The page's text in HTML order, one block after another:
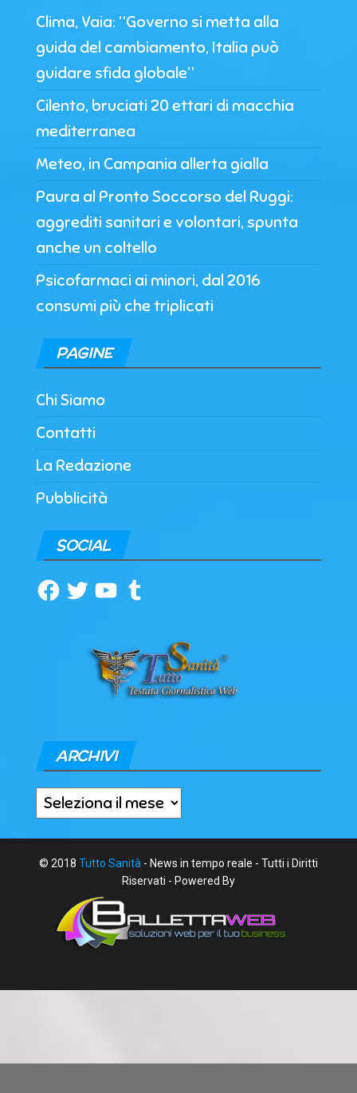
Clima, Vaia: “Governo si metta alla
guida del cambiamento, Italia può
guidare sfida globale”
Cilento, bruciati 20 ettari di macchia
mediterranea
Meteo, in Campania allerta gialla
Paura al Pronto Soccorso del Ruggi:
aggrediti sanitari e volontari, spunta
anche un coltello
Psicofarmaci ai minori, dal 2016
consumi più che triplicati
PAGINE
Chi Siamo
Contatti
La Redazione
Pubblicità
SOCIAL
Facebook
TwitterYouTubeTumblr
ARCHIVI
Archivi
© 2018 Tutto Sanità - News in tempo reale - Tutti i Diritti
Riservati - Powered By